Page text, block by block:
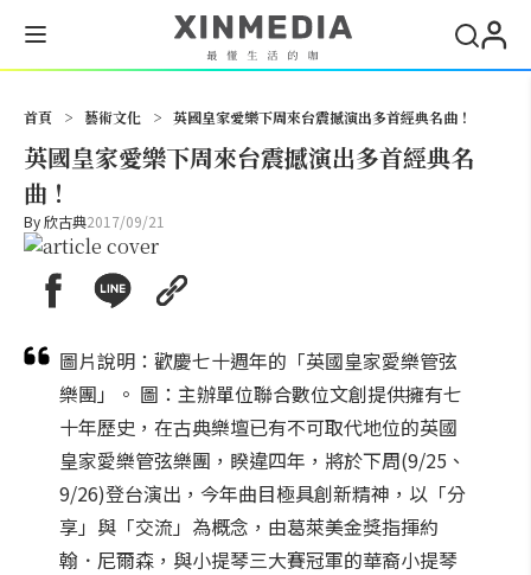
首頁 > 藝術文化 > 英國皇家愛樂下周來台震撼演出多首經典名曲！
英國皇家愛樂下周來台震撼演出多首經典名
曲！
By欣古典2017/09/21
圖片說明：歡慶七十週年的「英國皇家愛樂管弦
樂團」。 圖：主辦單位聯合數位文創提供擁有七
十年歷史，在古典樂壇已有不可取代地位的英國
皇家愛樂管弦樂團，睽違四年，將於下周(9/25、
9/26)登台演出，今年曲目極具創新精神，以「分
享」與「交流」為概念，由葛萊美金獎指揮約
翰．尼爾森，與小提琴三大賽冠軍的華裔小提琴